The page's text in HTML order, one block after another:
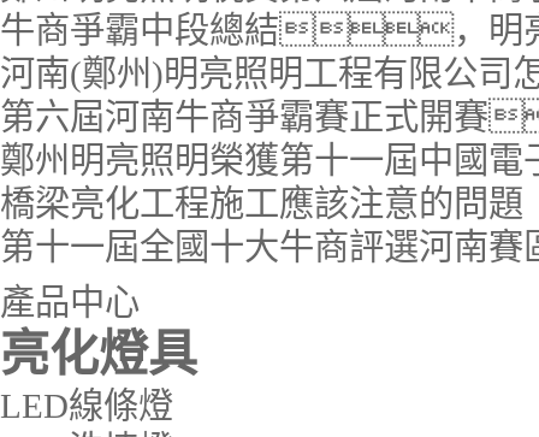
牛商爭霸中段總結，明
河南(鄭州)明亮照明工程有限公司
第六屆河南牛商爭霸賽正式開
鄭州明亮照明榮獲第十一屆中
橋梁亮化工程施工應該注意的問題
第十一屆全國十大牛商評選河南賽
產品中心
亮化燈具
LED線條燈